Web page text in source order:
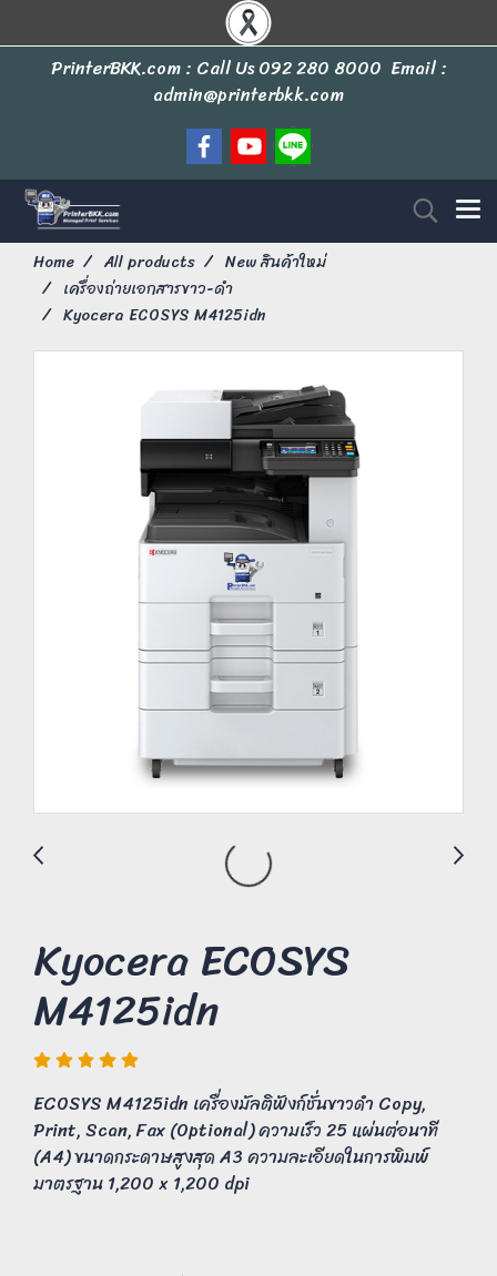
PrinterBKK.com : Call Us092 280 8000 Email :
admin@printerbkk.com
Home All products
New สินค้าใหม่
เครื่องถ่ายเอกสารขาว-ดำ
Kyocera ECOSYS M4125idn
Kyocera ECOSYS
M4125idn
ECOSYS M4125idn เครื่องมัลติฟังก์ชั่นขาวดำ Copy,
Print, Scan, Fax (Optional) ความเร็ว 25 แผ่นต่อนาที
(A4) ขนาดกระดาษสูงสุด A3 ความละเอียดในการพิมพ์
มาตรฐาน 1,200 x 1,200 dpi